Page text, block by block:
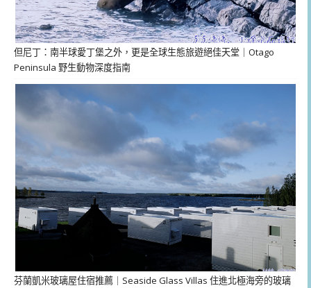
但尼丁：南半球愛丁堡之外，更是全球生態旅遊絕佳天堂｜Otago
Peninsula 野生動物深度指南
芬蘭凱米玻璃屋住宿推薦｜Seaside Glass Villas 住進北極海旁的玻璃